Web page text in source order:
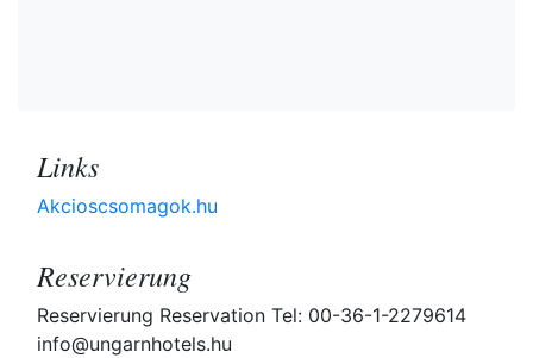
Links
Akcioscsomagok.hu
Reservierung
Reservierung Reservation Tel: 00-36-1-2279614
info@ungarnhotels.hu